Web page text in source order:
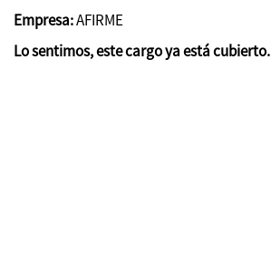
Empresa:AFIRME
Lo sentimos, este cargo ya está cubierto.